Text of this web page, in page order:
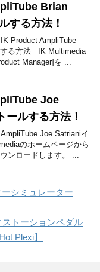
Brian
する方法！
Product AmpliTube
する方法 IK Multimedia
Manager]を ...
Joe
ルする方法！
Joe Satrianiイ
のホームページから
ンロードします。 ...
シミュレーター
トーションペダル
Plexi】